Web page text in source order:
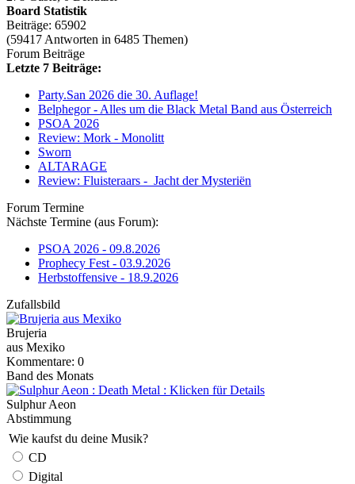
Board Statistik
Beiträge: 65902
(59417 Antworten in 6485 Themen)
Forum Beiträge
Letzte 7 Beiträge:
Party.San 2026 die 30. Auflage!
Belphegor - Alles um die Black Metal Band aus Österreich
PSOA 2026
Review: Mork - Monolitt
Sworn
ALTARAGE
Review: Fluisteraars - Jacht der Mysteriën
Forum Termine
Nächste Termine (aus Forum):
PSOA 2026 - 09.8.2026
Prophecy Fest - 03.9.2026
Herbstoffensive - 18.9.2026
Zufallsbild
Brujeria
aus Mexiko
Kommentare: 0
Band des Monats
Sulphur Aeon
Abstimmung
Wie kaufst du deine Musik?
CD
Digital